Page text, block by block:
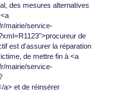
des mesures alternatives
mairie/service-
de
est d'assurer la réparation
de mettre fin à <a
mairie/service-
a> et de réinsérer